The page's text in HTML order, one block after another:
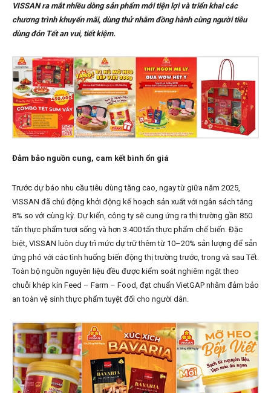
VISSAN ra mắt nhiều dòng sản phẩm mới tiện lợi và triển khai các
chương trình khuyến mãi, dùng thử nhằm đồng hành cùng người tiêu
dùng đón Tết an vui, tiết kiệm.
Đảm bảo nguồn cung, cam kết bình ổn giá
Trước dự báo nhu cầu tiêu dùng tăng cao, ngay từ giữa năm 2025,
VISSAN đã chủ động khởi động kế hoạch sản xuất với ngân sách tăng
8% so với cùng kỳ. Dự kiến, công ty sẽ cung ứng ra thị trường gần 850
tấn thực phẩm tươi sống và hơn 3.400 tấn thực phẩm chế biến. Đặc
biệt, VISSAN luôn duy trì mức dự trữ thêm từ 10–20% sản lượng để sẵn
ứng phó với các tình huống biến động thị trường trước, trong và sau Tết.
Toàn bộ nguồn nguyên liệu đều được kiểm soát nghiêm ngặt theo
chuỗi khép kín Feed – Farm – Food, đạt chuẩn VietGAP nhằm đảm bảo
an toàn vệ sinh thực phẩm tuyệt đối cho người dân.